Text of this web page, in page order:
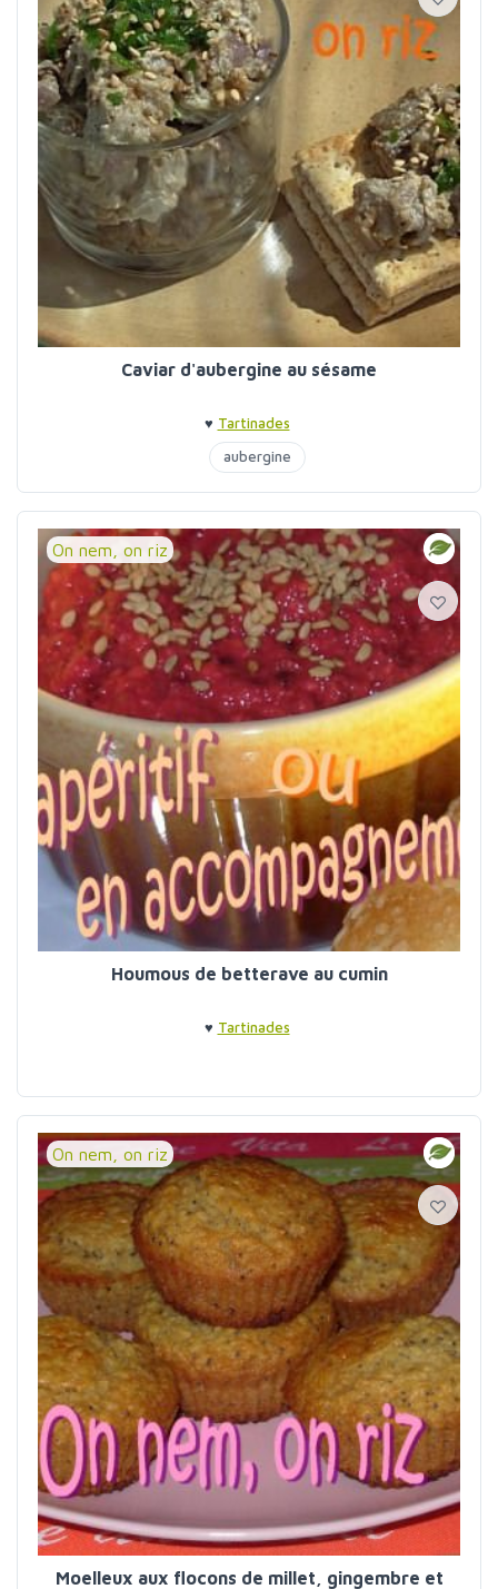
Caviar d'aubergine au sésame
♥ Tartinades
aubergine
On nem, on riz
Houmous de betterave au cumin
♥ Tartinades
On nem, on riz
Moelleux aux flocons de millet, gingembre et